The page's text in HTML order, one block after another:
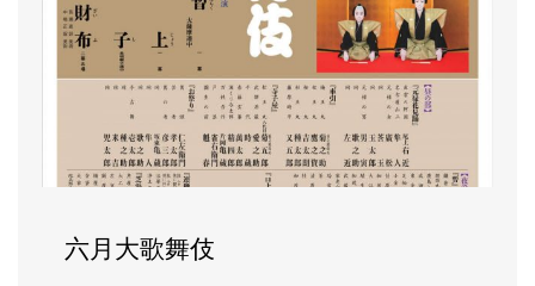
六月大歌舞伎